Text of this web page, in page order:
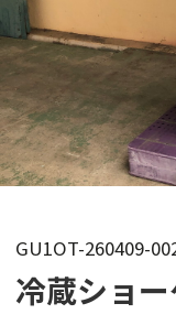
GU1OT-260409-
冷蔵ショ